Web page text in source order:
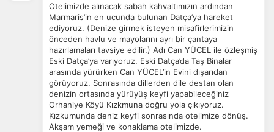
Pazarlama Çerezleri
Size ve ilgi alanlarınıza uygun reklamlar göstermek için
kullanılır. Kapatırsanız reklamları görmeye devam
edersiniz, ancak daha az alakalı olabilirler.
Otelimizde alınacak sabah kahvaltımızın ardından
Marmaris’in en ucunda bulunan Datça’ya hareket
ediyoruz. (Denize girmek isteyen misafirlerimizin
önceden havlu ve mayolarını ayrı bir çantaya
hazırlamaları tavsiye edilir.) Adı Can YÜCEL ile özleşmiş
Eski Datça’ya varıyoruz. Eski Datça’da Taş Binalar
arasında yürürken Can YÜCEL’in Evini dışarıdan
görüyoruz. Sonrasında dillerden dile destan olan
denizin ortasında yürüyüş keyfi yapabileceğiniz
Orhaniye Köyü Kızkmuna doğru yola çıkıyoruz.
Kızkumunda deniz keyfi sonrasında otelimize dönüş.
Akşam yemeği ve konaklama otelimizde.